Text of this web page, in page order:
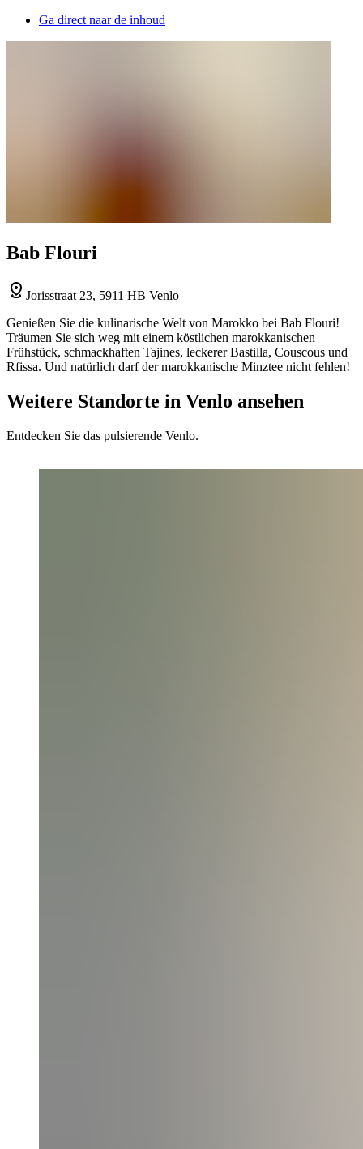
Ga direct naar de inhoud
Bab Flouri
Jorisstraat 23, 5911 HB Venlo
Genießen Sie die kulinarische Welt von Marokko bei Bab Flouri!
Träumen Sie sich weg mit einem köstlichen marokkanischen
Frühstück, schmackhaften Tajines, leckerer Bastilla, Couscous und
Rfissa. Und natürlich darf der marokkanische Minztee nicht fehlen!
Weitere Standorte in Venlo ansehen
Entdecken Sie das pulsierende Venlo.